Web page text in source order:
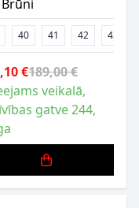
40 41 42 43
€189,00 €
veikalā,
gatve 244,